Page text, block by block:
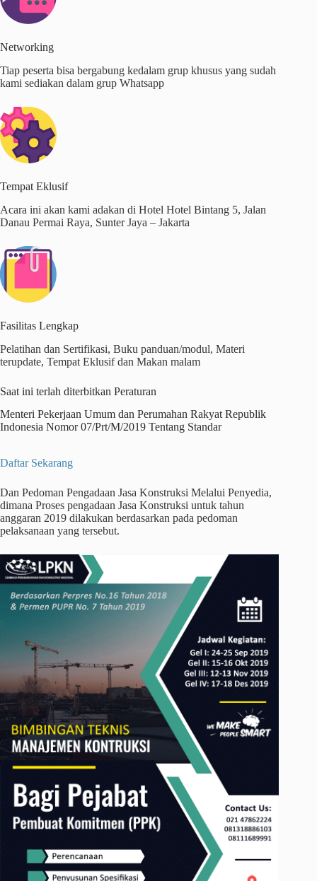
Networking
Tiap peserta bisa bergabung kedalam grup khusus yang sudah
kami sediakan dalam grup Whatsapp
Tempat Eklusif
Acara ini akan kami adakan di Hotel Hotel Bintang 5, Jalan
Danau Permai Raya, Sunter Jaya – Jakarta
Fasilitas Lengkap
Pelatihan dan Sertifikasi, Buku panduan/modul, Materi
terupdate, Tempat Eklusif dan Makan malam
Saat ini terlah diterbitkan Peraturan
Menteri Pekerjaan Umum dan Perumahan Rakyat Republik
Indonesia Nomor 07/Prt/M/2019 Tentang Standar
Daftar Sekarang
Dan Pedoman Pengadaan Jasa Konstruksi Melalui Penyedia,
dimana Proses pengadaan Jasa Konstruksi untuk tahun
anggaran 2019 dilakukan berdasarkan pada pedoman
pelaksanaan yang tersebut.